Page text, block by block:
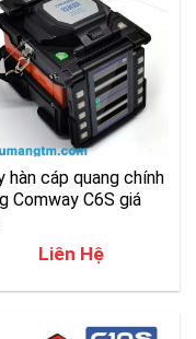
hàn cáp quang chính
Comway C6S giá
Liên Hệ